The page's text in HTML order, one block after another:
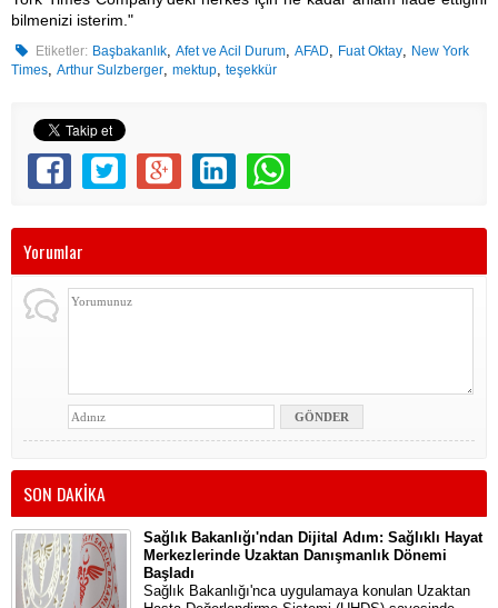
bilmenizi isterim."
Etiketler: Başbakanlık,Afet ve Acil Durum,AFAD, Fuat Oktay, New York
Times, Arthur Sulzberger, mektup, teşekkür
Yorumlar
SON DAKİKA
Sağlık Bakanlığı'ndan Dijital Adım: Sağlıklı Hayat
Merkezlerinde Uzaktan Danışmanlık Dönemi
Başladı
Sağlık Bakanlığı'nca uygulamaya konulan Uzaktan